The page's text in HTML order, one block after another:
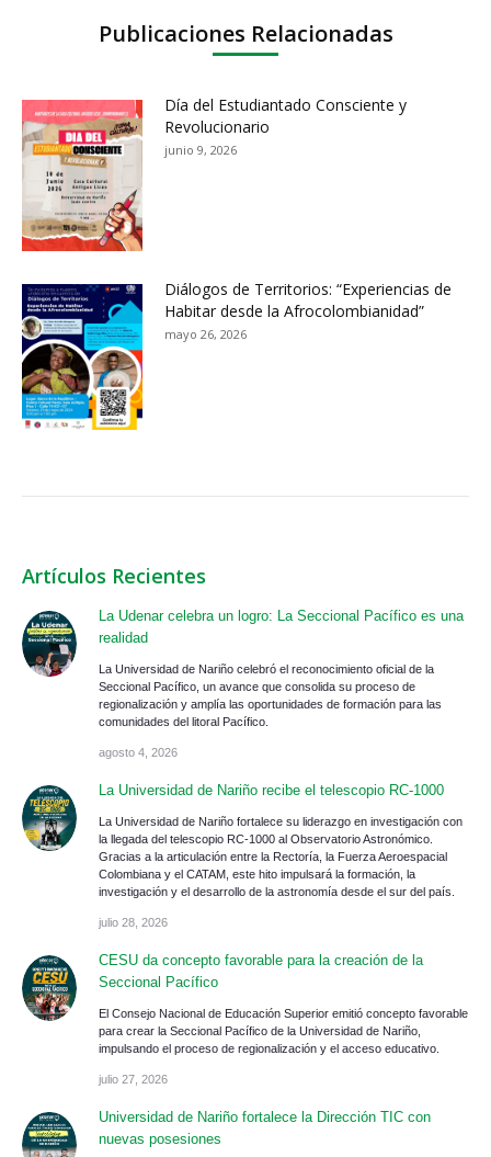
Publicaciones Relacionadas
Día del Estudiantado Consciente y
Revolucionario
junio 9, 2026
Diálogos de Territorios: “Experiencias de
Habitar desde la Afrocolombianidad”
mayo 26, 2026
Artículos Recientes
La Udenar celebra un logro: La Seccional Pacífico es una
realidad
La Universidad de Nariño celebró el reconocimiento oficial de la
Seccional Pacífico, un avance que consolida su proceso de
regionalización y amplía las oportunidades de formación para las
comunidades del litoral Pacífico.
agosto 4, 2026
La Universidad de Nariño recibe el telescopio RC-1000
La Universidad de Nariño fortalece su liderazgo en investigación con
la llegada del telescopio RC-1000 al Observatorio Astronómico.
Gracias a la articulación entre la Rectoría, la Fuerza Aeroespacial
Colombiana y el CATAM, este hito impulsará la formación, la
investigación y el desarrollo de la astronomía desde el sur del país.
julio 28, 2026
CESU da concepto favorable para la creación de la
Seccional Pacífico
El Consejo Nacional de Educación Superior emitió concepto favorable
para crear la Seccional Pacífico de la Universidad de Nariño,
impulsando el proceso de regionalización y el acceso educativo.
julio 27, 2026
Universidad de Nariño fortalece la Dirección TIC con
nuevas posesiones